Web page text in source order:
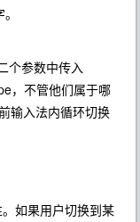
个参数中传入
，不管他们属于哪
输入法内循环切换
如果用户切换到某